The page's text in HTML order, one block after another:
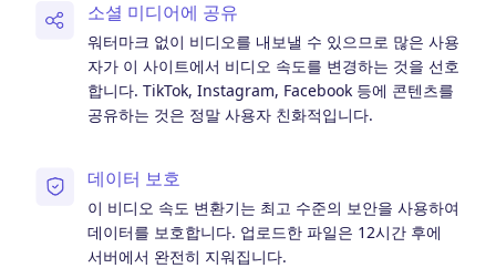
소셜 미디어에 공유
워터마크 없이 비디오를 내보낼 수 있으므로 많은 사용
자가 이 사이트에서 비디오 속도를 변경하는 것을 선호
합니다. TikTok, Instagram, Facebook 등에 콘텐츠를
공유하는 것은 정말 사용자 친화적입니다.
데이터 보호
이 비디오 속도 변환기는 최고 수준의 보안을 사용하여
데이터를 보호합니다. 업로드한 파일은 12시간 후에
서버에서 완전히 지워집니다.